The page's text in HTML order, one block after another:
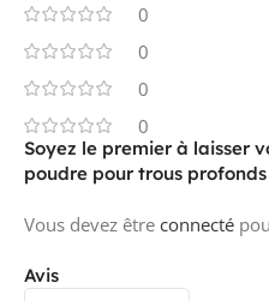
0
0
0
0
Avis
Soyez le premier à laisser
poudre pour trous profonds
Vous devez être connecté